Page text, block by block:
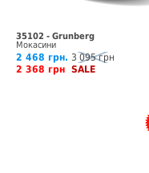
35102 - Grunberg
Мокасини
2 468 грн. 3 095 грн
2 368 грн SALE